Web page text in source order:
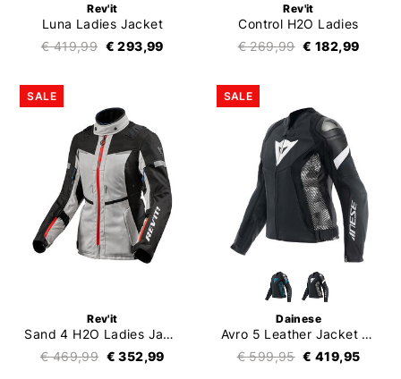
Rev'it
Luna Ladies Jacket
€ 419,99 € 293,99
Rev'it
Control H2O Ladies
€ 269,99 € 182,99
SALE
Rev'it
Sand 4 H2O Ladies Jacket
€ 469,99 € 352,99
SALE
Dainese
Avro 5 Leather Jacket Women
€ 599,95 € 419,95